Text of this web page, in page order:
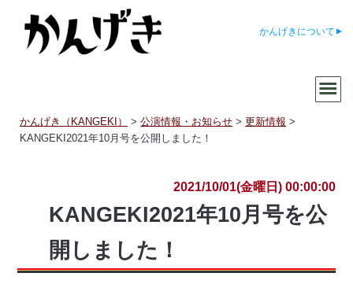
かんげきについて
かんげき（KANGEKI） >公演情報・お知らせ > 更新情報 >
KANGEKI2021年10月号を公開しました！
2021/10/01(金曜日) 00:00:00
KANGEKI2021年10月号を公
開しました！